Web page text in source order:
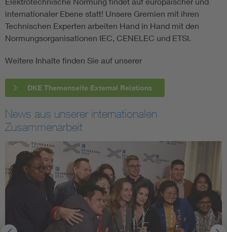
internationaler Ebene statt! Unsere Gremien mit ihren
Technischen Experten arbeiten Hand in Hand mit den
Normungsorganisationen IEC, CENELEC und ETSI.
Weitere Inhalte finden Sie auf unserer
DKE Themenseite External Relations
News aus unserer internationalen
Zusammenarbeit